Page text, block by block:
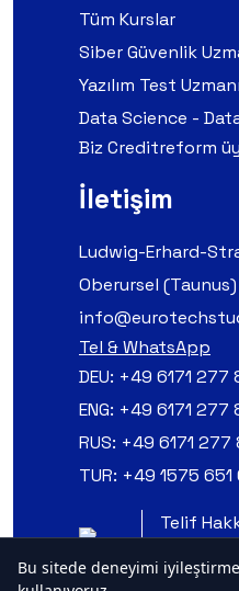
Tüm Kurslar
Siber Güvenlik
Yazılım Test
Data Science -
Biz Creditreform
İletişim
Ludwig-Erhard-
Oberursel
Tel & WhatsApp
DEU: +49 6171 277
ENG: +49 6171 277
RUS: +49 6171 277
TUR: +49 1575
Telif
Saklıdır.
Bu sitede deneyimi